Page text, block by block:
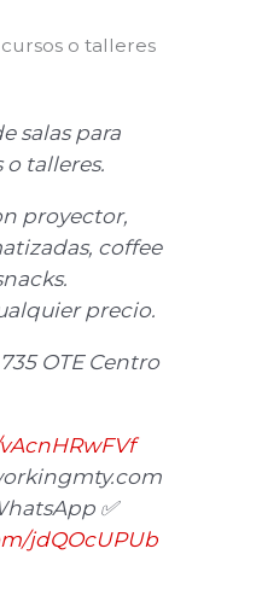
o talleres
salas para
o talleres.
proyector,
coffee
precio.
OTE Centro
✅
jdQOcUPUb